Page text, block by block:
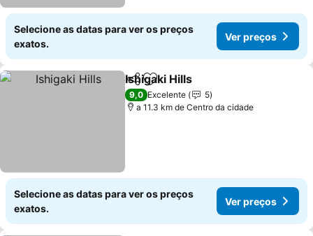
Selecione as datas para ver os preços
exatos.
Ver preços
PartilharAdicionar aos favoritos
Ishigaki Hills
9,0 Excelente
5
a 11.3 km de Centro da cidade
Selecione as datas para ver os preços
exatos.
Ver preços